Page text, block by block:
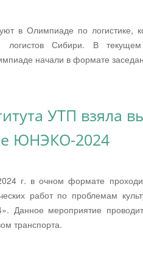
в Олимпиаде по логистике,
и логистов Сибири. В
начали в формате
УТП взяла
ЮНЭКО-2024
г. в очном формате
работ по проблемам
Данное мероприятие
транспорта.